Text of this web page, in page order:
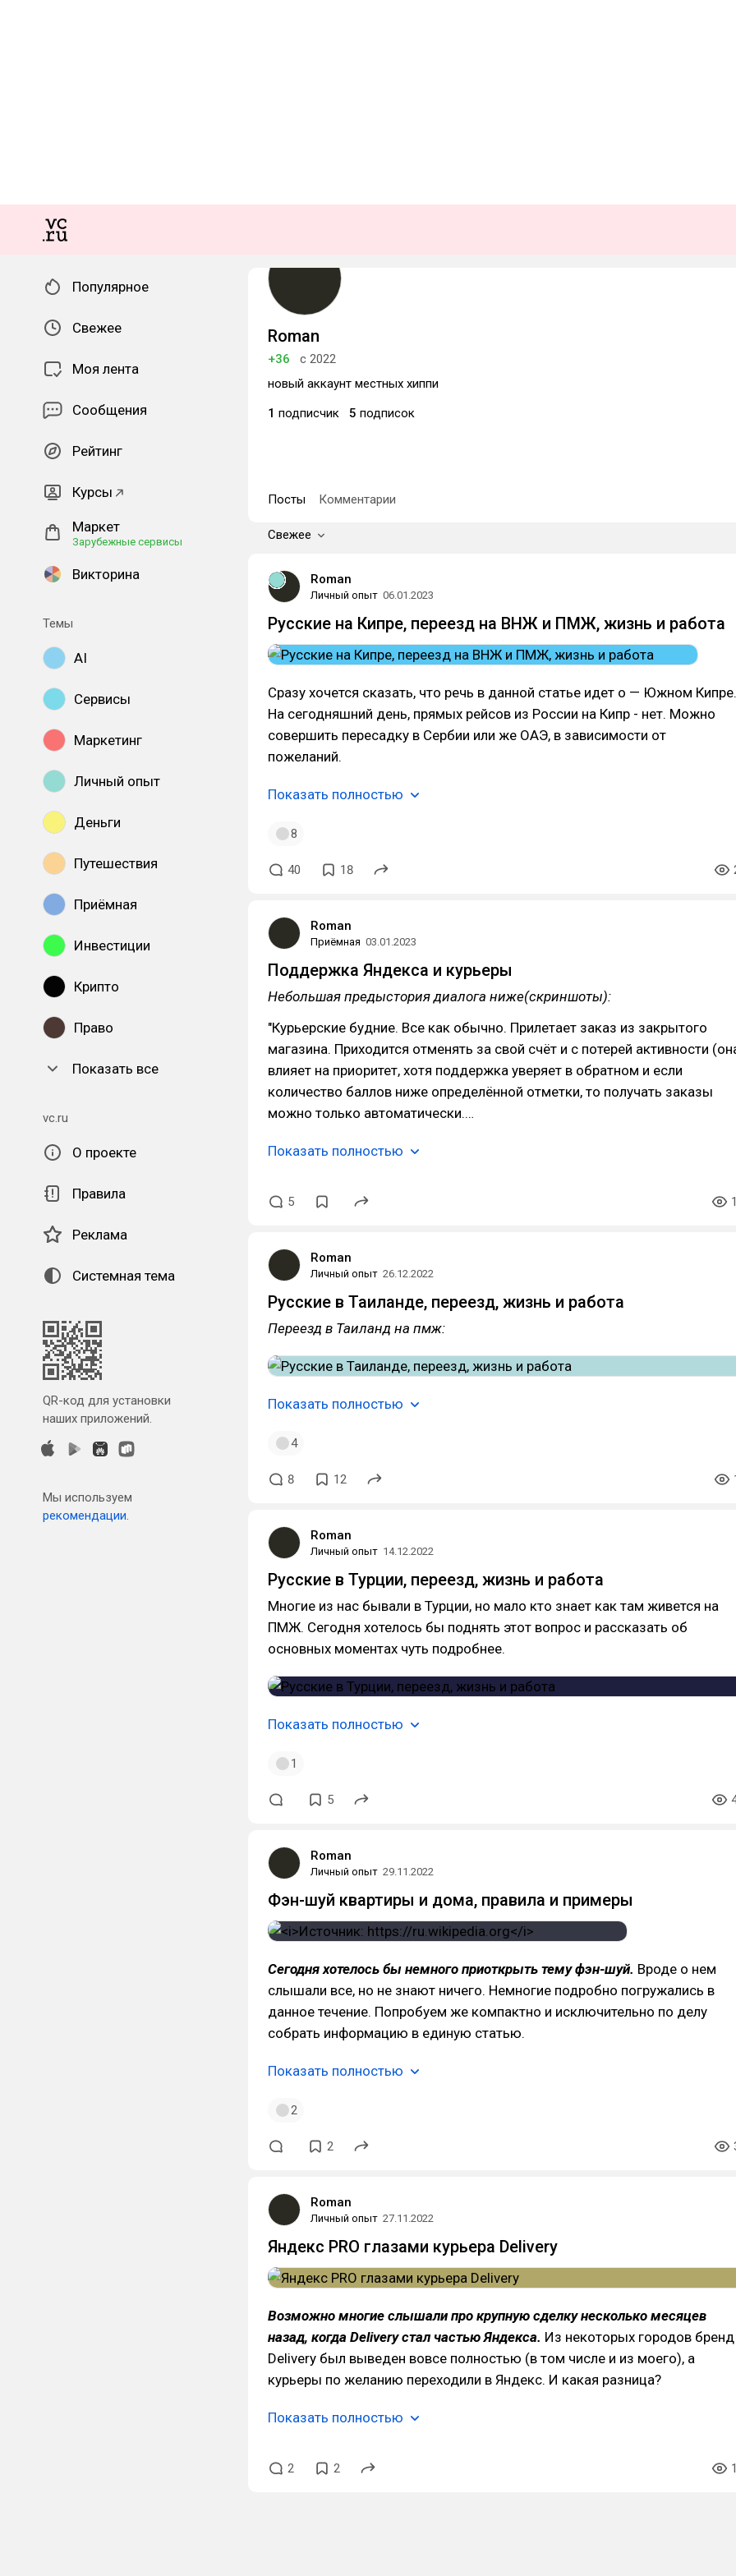
Популярное
Свежее
Моя лента
Сообщения
Рейтинг
Курсы
Маркет
Зарубежные сервисы
Викторина
Темы
AI
Сервисы
Маркетинг
Личный опыт
Деньги
Путешествия
Приёмная
Инвестиции
Крипто
Право
Показать все
vc.ru
О проекте
Правила
Реклама
Системная тема
QR-код для установки
наших приложений.
Мы используем
рекомендации.
Roman
+36
с 2022
новый аккаунт местных хиппи
1 подписчик 5 подписок
Посты Комментарии
Свежее
Roman
Личный опыт 06.01.2023
Русские на Кипре, переезд на ВНЖ и ПМЖ, жизнь и работа
Сразу хочется сказать, что речь в данной статье идет о — Южном Кипре.
На сегодняшний день, прямых рейсов из России на Кипр - нет. Можно
совершить пересадку в Сербии или же ОАЭ, в зависимости от
пожеланий.
Показать полностью
8
40 18
Roman
Приёмная 03.01.2023
Поддержка Яндекса и курьеры
Небольшая предыстория диалога ниже(скриншоты):
"Курьерские будние. Все как обычно. Прилетает заказ из закрытого
магазина. Приходится отменять за свой счёт и с потерей активности
влияет на приоритет, хотя поддержка уверяет в обратном и если
количество баллов ниже определённой отметки, то получать заказы
можно только автоматически.…
Показать полностью
5
Roman
Личный опыт 26.12.2022
Русские в Таиланде, переезд, жизнь и работа
Переезд в Таиланд на пмж:
Показать полностью
4
8 12
Roman
Личный опыт 14.12.2022
Русские в Турции, переезд, жизнь и работа
Многие из нас бывали в Турции, но мало кто знает как там живется на
ПМЖ. Сегодня хотелось бы поднять этот вопрос и рассказать об
основных моментах чуть подробнее.
Показать полностью
1
5
Roman
Личный опыт 29.11.2022
Фэн-шуй квартиры и дома, правила и примеры
Сегодня хотелось бы немного приоткрыть тему фэн-шуй. Вроде о нем
слышали все, но не знают ничего. Немногие подробно погружались в
данное течение. Попробуем же компактно и исключительно по делу
собрать информацию в единую статью.
Показать полностью
2
2
Roman
Личный опыт 27.11.2022
Яндекс PRO глазами курьера Delivery
Возможно многие слышали про крупную сделку несколько месяцев
назад, когда Delivery стал частью Яндекса. Из некоторых городов бренд
Delivery был выведен вовсе полностью (в том числе и из моего), а
курьеры по желанию переходили в Яндекс. И какая разница?
Показать полностью
2 2